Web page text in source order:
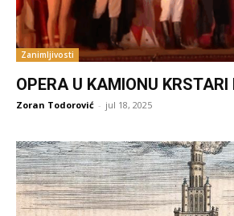
Zanimljivosti
OPERA U KAMIONU KRSTARI
Zoran Todorović - jul 18, 2025